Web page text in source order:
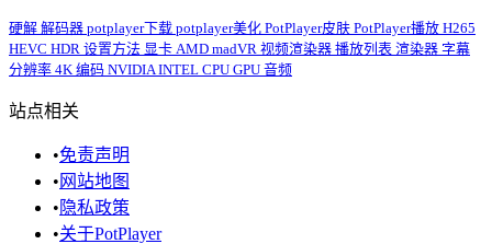
硬解 解码器 potplayer下载 potplayer美化 PotPlayer皮肤 PotPlayer播放 H265
HEVC HDR 设置方法 显卡 AMD madVR 视频渲染器 播放列表 渲染器 字幕
分辨率 4K 编码 NVIDIA INTEL CPU GPU 音频
站点相关
•免责声明
• 网站地图
• 隐私政策
•关于PotPlayer